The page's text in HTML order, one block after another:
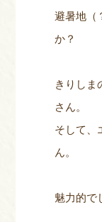
避暑地（
か？
きりしま
さん。
そして、
ん。
魅力的で